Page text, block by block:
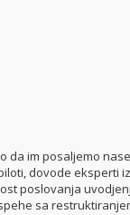
da im posaljemo
dovode eksperti
poslovanja
sa